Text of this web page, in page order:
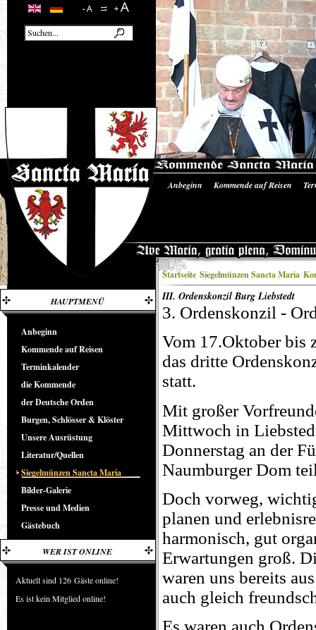
Anbeginn Kommende auf Reisen
Startseite Siegelmünzen Sancta Maria
HAUPTMENÜ
Anbeginn
Kommende auf Reisen
Terminkalender
die Kommende
der Deutsche Orden
Burgen, Schlösser & Klöster
Unsere Ausrüstung
Literatur/Quellen
Siegelmünzen Sancta Maria
Bilder-Galerie
Presse und Medien
Gästebuch
WER IST ONLINE
Aktuell sind 126 Gäste online!
Es ist kein Mitglied online!
III. Ordenskonzil Burg Liebstedt
3. Ordenskonzil -
Vom 17.Oktober bis
das dritte
statt.
Mit großer
Mittwoch in
Donnerstag an der
Naumburger Dom
Doch vorweg,
planen und
harmonisch, gut
Erwartungen groß.
waren uns bereits
auch gleich